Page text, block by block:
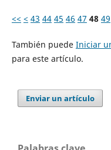
<< < 43 44 45 46 47 48 49
También puede Iniciar
para este artículo.
Enviar un artículo